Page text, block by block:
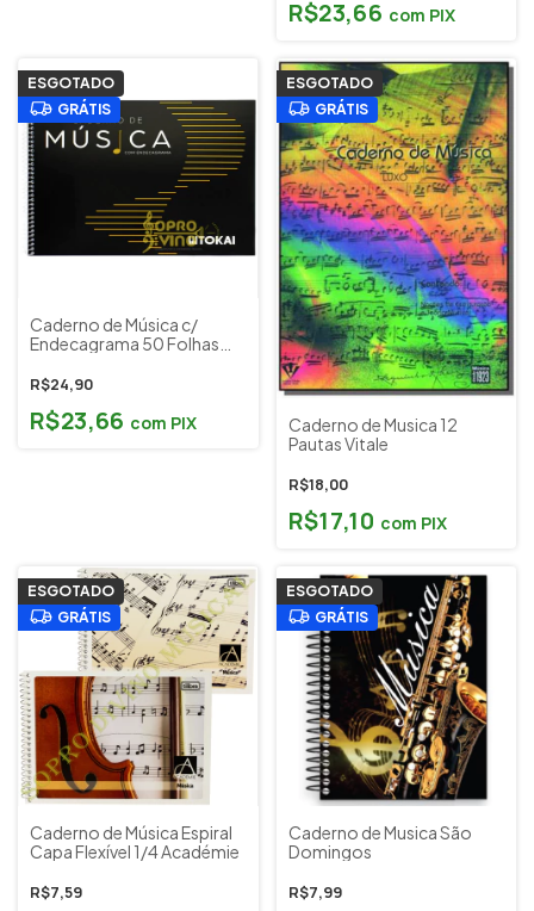
R$23,66 com PIX
ESGOTADO
GRÁTIS
Caderno de Música c/
Endecagrama 50 Folhas
R$24,90
R$23,66 com PIX
ESGOTADO
GRÁTIS
Caderno de Musica 12
Pautas Vitale
R$18,00
R$17,10 com PIX
ESGOTADO
GRÁTIS
Caderno de Música Espiral
Capa Flexível 1/4 Académie
R$7,59
ESGOTADO
GRÁTIS
Caderno de Musica São
Domingos
R$7,99